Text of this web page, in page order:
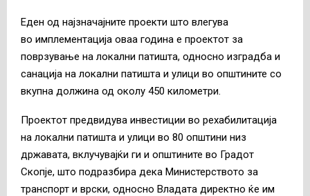
Еден од најзначајните проекти што влегува
во имплементација оваа година е проектот за
поврзување на локални патишта, односно изградба и
санација на локални патишта и улици во општините со
вкупна должина од околу 450 километри.
Проектот предвидува инвестиции во рехабилитација
на локални патишта и улици во 80 општини низ
државата, вклучувајќи ги и општините во Градот
Скопје, што подразбира дека Министерството за
транспорт и врски, односно Владата директно ќе им